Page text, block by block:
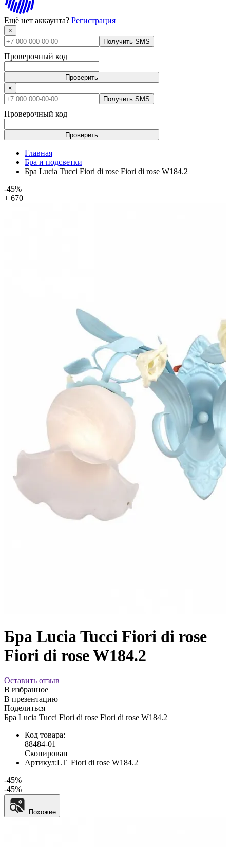
Ещё нет аккаунта? Регистрация
×
Получить SMS
Проверочный код
Проверить
×
Получить SMS
Проверочный код
Проверить
Главная
Бра и подсветки
Бра Lucia Tucci Fiori di rose Fiori di rose W184.2
-45%
+ 670
Бра Lucia Tucci Fiori di rose
Fiori di rose W184.2
Оставить отзыв
В избранное
В презентацию
Поделиться
Бра Lucia Tucci Fiori di rose Fiori di rose W184.2
Код товара:
88484-01
Скопирован
Артикул:LT_Fiori di rose W184.2
-45%
-45%
Похожие